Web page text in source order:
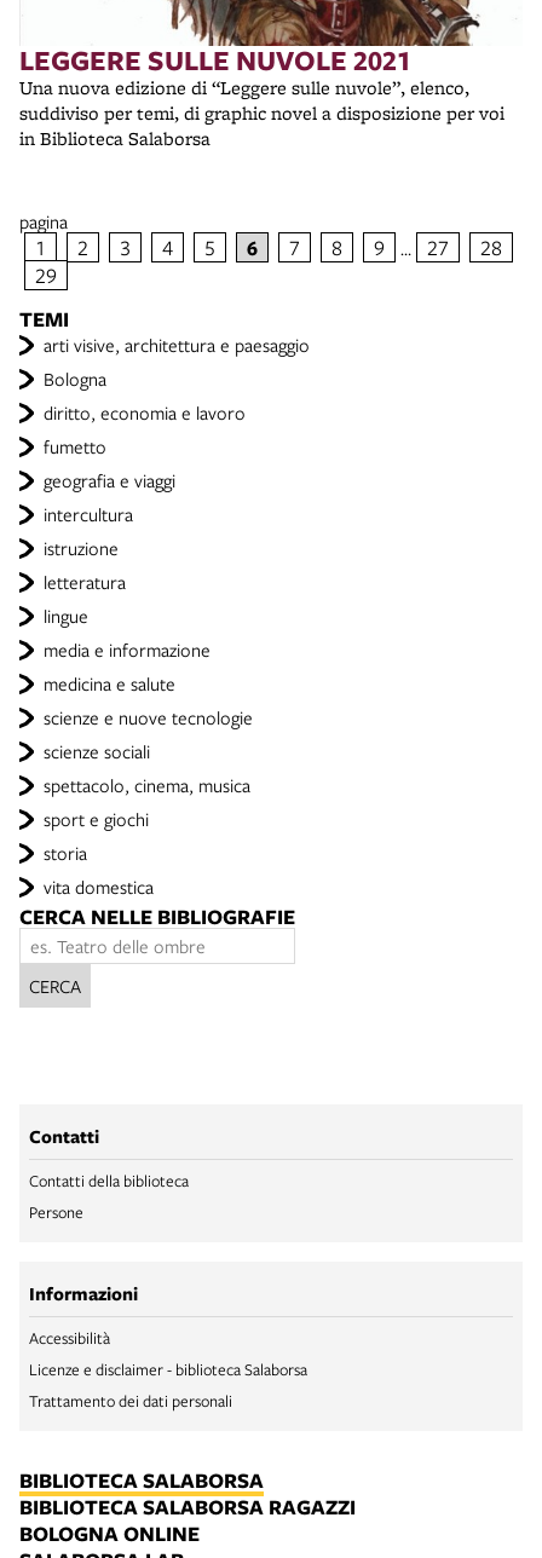
TEMI
arti visive, architettura e paesaggio
Bologna
diritto, economia e lavoro
fumetto
geografia e viaggi
intercultura
istruzione
letteratura
lingue
media e informazione
medicina e salute
scienze e nuove tecnologie
scienze sociali
spettacolo, cinema, musica
sport e giochi
storia
vita domestica
CERCA NELLE BIBLIOGRAFIE
CERCA
LEGGERE SULLE NUVOLE 2021
Una nuova edizione di “Leggere sulle nuvole”, elenco,
suddiviso per temi, di graphic novel a disposizione per voi
in Biblioteca Salaborsa
pagina
1 2 3 4 5 6 7 8 9 … 27
28
29
Contatti
Contatti della biblioteca
Persone
Informazioni
Accessibilità
Licenze e disclaimer - biblioteca Salaborsa
Trattamento dei dati personali
BIBLIOTECA SALABORSA
BIBLIOTECA SALABORSA RAGAZZI
BOLOGNA ONLINE